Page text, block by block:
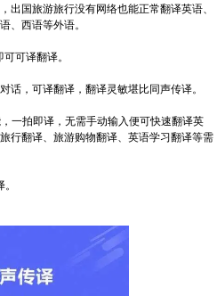
出国旅游旅行没有网络也能正常翻译英语、
、西语等外语。
可译翻译。
话，可译翻译，翻译灵敏堪比同声传译。
一拍即译，无需手动输入便可快速翻译英
行翻译、旅游购物翻译、英语学习翻译等需